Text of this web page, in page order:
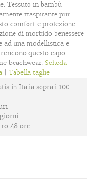
Tessuto in bambù
traspirante pur
comfort e protezione
di morbido benessere
ad una modellistica e
questo capo
beachwear. Scheda
|Tabella taglie
in Italia sopra i 100
48 ore